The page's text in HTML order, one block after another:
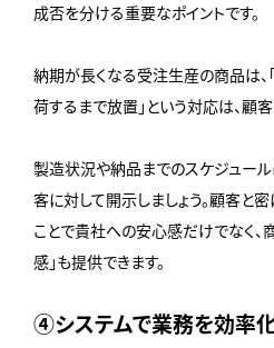
成否を分ける重要なポイントです。
納期が長くなる受注生産の商品は、
荷するまで放置」という対応は、顧
製造状況や納品までのスケジュー
客に対して開示しましょう。顧客と
ことで貴社への安心感だけでなく、
感」も提供できます。
④システムで業務を効率